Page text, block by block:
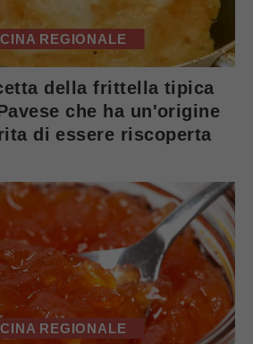
REGIONALE
della frittella tipica
che ha un'origine
di essere riscoperta
REGIONALE